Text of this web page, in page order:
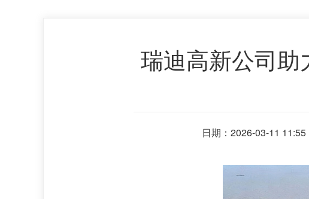
瑞迪高新公司
日期：2026-03-11 11:55